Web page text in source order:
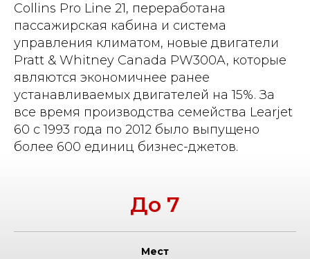
Collins Pro Line 21, переработана
пассажирская кабина и система
управления климатом, новые двигатели
Pratt & Whitney Canada PW300A, которые
являются экономичнее ранее
устанавливаемых двигателей на 15%. За
все время производства семейства Learjet
60 c 1993 года по 2012 было выпущено
более 600 единиц бизнес-джетов.
До 7
Мест